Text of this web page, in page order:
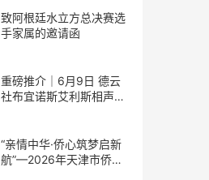
致阿根廷水立方总决赛选
手家属的邀请函
重磅推介｜6月9日 德云
社布宜诺斯艾利斯相声专
结！
“亲情中华·侨心筑梦启新
航”—2026年天津市侨界